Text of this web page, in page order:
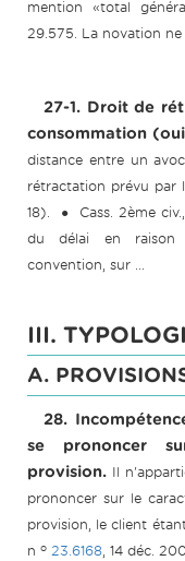
mention «total
29.575. La novation ne
27-1. Droit de
consommation
distance entre un
rétractation prévu par
18). ● Cass. 2ème
du délai en raison
convention, sur ...
III.
A.
28.
se prononcer
provision. Il
prononcer sur le
provision, le client
n o 23.6168, 14 déc.